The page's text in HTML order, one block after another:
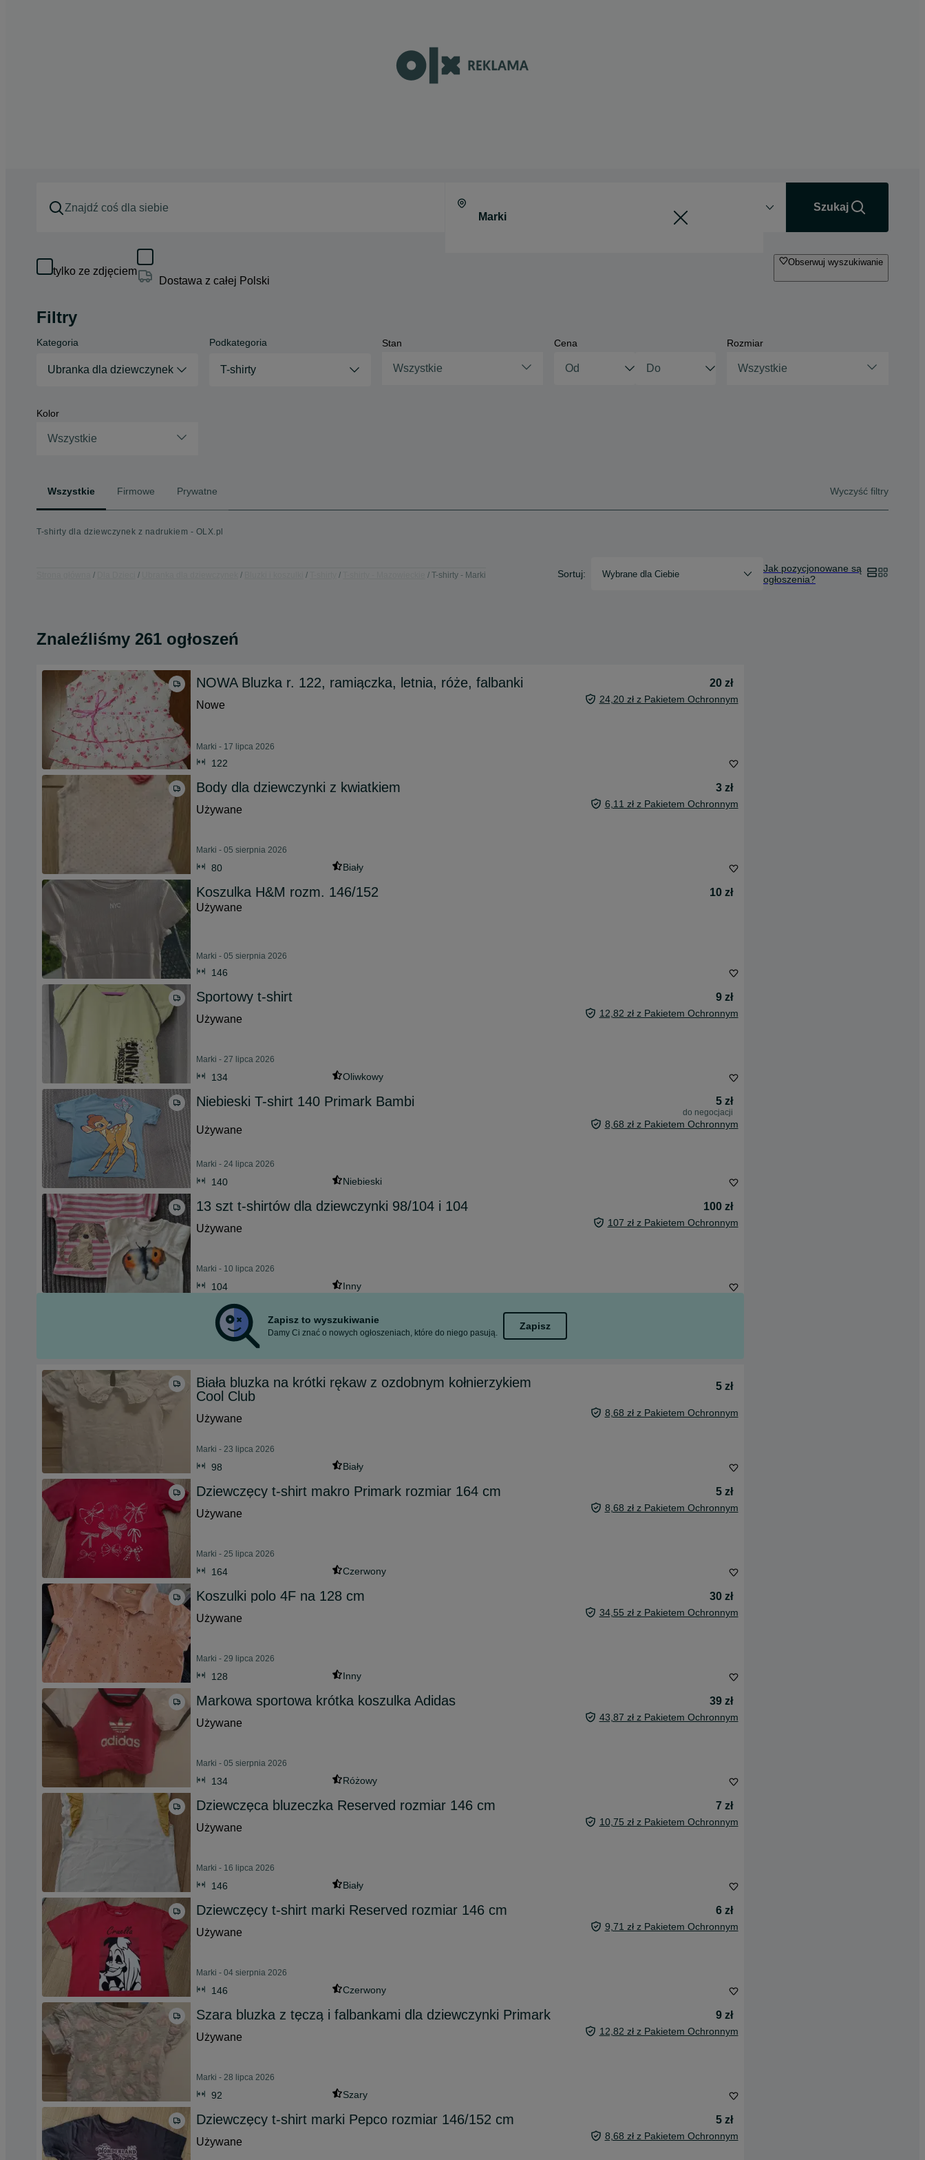
Szukaj
tylko ze zdjęciem
Dostawa z całej Polski
Obserwuj wyszukiwanie
Filtry
Kategoria
Ubranka dla dziewczynek
Podkategoria
T-shirty
Stan
Wszystkie
Cena Rozmiar
Wszystkie
Kolor
Wszystkie
Wszystkie Firmowe Prywatne Wyczyść filtry
T-shirty dla dziewczynek z nadrukiem - OLX.pl
T-shirty - Marki Sortuj: Wybrane dla Ciebie
Jak pozycjonowane są
ogłoszenia?
Znaleźliśmy 261 ogłoszeń
NOWA Bluzka r. 122, ramiączka, letnia, róże, falbanki
20 zł
Nowe
24,20 zł z Pakietem Ochronnym
Marki - 17 lipca 2026
122
Body dla dziewczynki z kwiatkiem
3 zł
Używane
6,11 zł z Pakietem Ochronnym
Marki - 05 sierpnia 2026
80 Biały
Koszulka H&M rozm. 146/152
10 zł
Używane
Marki - 05 sierpnia 2026
146
Sportowy t-shirt
9 zł
Używane
12,82 zł z Pakietem Ochronnym
Marki - 27 lipca 2026
134 Oliwkowy
Niebieski T-shirt 140 Primark Bambi 5 zł
do negocjacji
Używane 8,68 zł z Pakietem Ochronnym
Marki - 24 lipca 2026
140 Niebieski
13 szt t-shirtów dla dziewczynki 98/104 i 104
100 zł
Używane
107 zł z Pakietem Ochronnym
Marki - 10 lipca 2026
104 Inny
Zapisz to wyszukiwanie
Damy Ci znać o nowych ogłoszeniach, które do niego pasują.
Zapisz
Biała bluzka na krótki rękaw z ozdobnym kołnierzykiem
Cool Club
5 zł
Używane 8,68 zł z Pakietem Ochronnym
Marki - 23 lipca 2026
98 Biały
Dziewczęcy t-shirt makro Primark rozmiar 164 cm
5 zł
Używane
8,68 zł z Pakietem Ochronnym
Marki - 25 lipca 2026
164 Czerwony
Koszulki polo 4F na 128 cm
30 zł
Używane
34,55 zł z Pakietem Ochronnym
Marki - 29 lipca 2026
128 Inny
Markowa sportowa krótka koszulka Adidas
39 zł
Używane
43,87 zł z Pakietem Ochronnym
Marki - 05 sierpnia 2026
134 Różowy
Dziewczęca bluzeczka Reserved rozmiar 146 cm
7 zł
Używane
10,75 zł z Pakietem Ochronnym
Marki - 16 lipca 2026
146 Biały
Dziewczęcy t-shirt marki Reserved rozmiar 146 cm
6 zł
Używane
9,71 zł z Pakietem Ochronnym
Marki - 04 sierpnia 2026
146 Czerwony
Szara bluzka z tęczą i falbankami dla dziewczynki Primark
9 zł
Używane
12,82 zł z Pakietem Ochronnym
Marki - 28 lipca 2026
92 Szary
Dziewczęcy t-shirt marki Pepco rozmiar 146/152 cm
5 zł
Używane
8,68 zł z Pakietem Ochronnym